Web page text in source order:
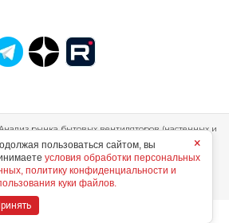
рынка бытовых вентиляторов (настенных и
Агентством маркетинговых
Group, 2025 г. ERA Group (ООО «ЭРА»)
объему продаж и экспорту бытовых
и стоимостном выражении за 2024 год.
DISCOVERY RESEARCH Group.
×
пользоваться сайтом, вы
условия обработки персональных
политику конфиденциальности и
куки файлов.